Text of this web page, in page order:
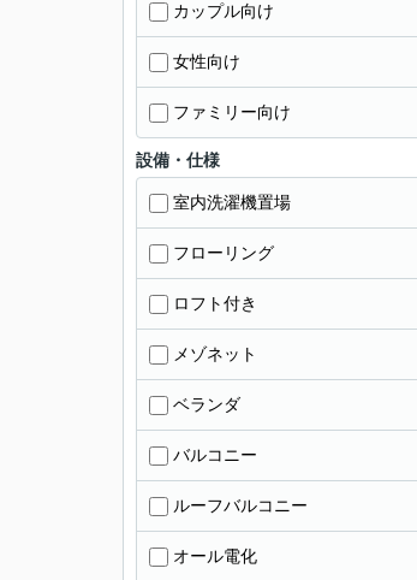
カップル向け
女性向け
ファミリー向け
設備・仕様
室内洗濯機置場
フローリング
ロフト付き
メゾネット
ベランダ
バルコニー
ルーフバルコニー
オール電化